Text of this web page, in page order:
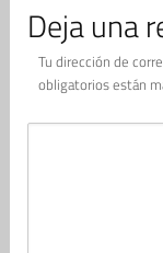
Deja una
Tu dirección de
obligatorios están